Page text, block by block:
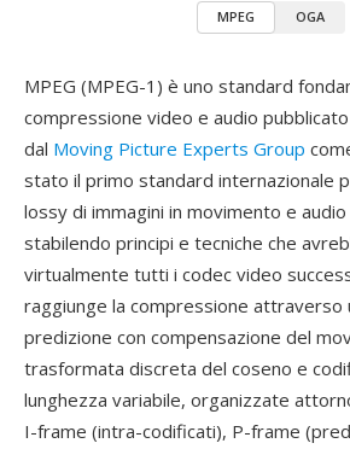
MPEG OGA
MPEG (MPEG-1) è uno standard
compressione video e audio
dal Moving Picture Experts Group
stato il primo standard internazionale
lossy di immagini in movimento e
stabilendo principi e tecniche che
virtualmente tutti i codec video
raggiunge la compressione attraverso
predizione con compensazione del
trasformata discreta del coseno e
lunghezza variabile, organizzate
I-frame (intra-codificati), P-frame